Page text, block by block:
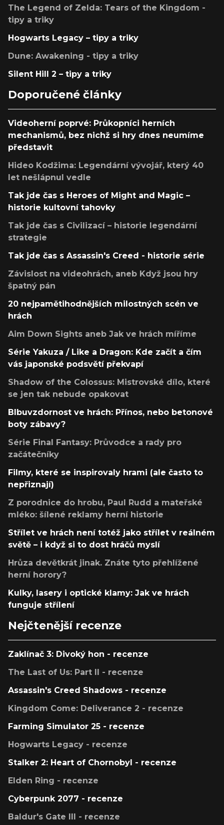
The Legend of Zelda: Tears of the Kingdom -
tipy a triky
Hogwarts Legacy – tipy a triky
Dune: Awakening - tipy a triky
Silent Hill 2 – tipy a triky
Doporučené články
Videoherní poprvé: Průkopníci herních
mechanismů, bez nichž si hry dnes neumíme
představit
Hideo Kodžima: Legendární vývojář, který 40
let nešlápnul vedle
Tak jde čas s Heroes of Might and Magic –
historie kultovní tahovky
Tak jde čas s Civilizací – historie legendární
strategie
Tak jde čas s Assassin's Creed - historie série
Závislost na videohrách, aneb Když jsou hry
špatný pán
20 nejpamětihodnějších milostných scén ve
hrách
Aim Down Sights aneb Jak ve hrách míříme
Série Yakuza / Like a Dragon: Kde začít a čím
vás japonské podsvětí překvapí
Shadow of the Colossus: Mistrovské dílo, které
se jen tak nebude opakovat
Blbuvzdornost ve hrách: Přínos, nebo betonové
boty zábavy?
Série Final Fantasy: Průvodce a rady pro
začátečníky
Filmy, které se inspirovaly hrami (ale často to
nepřiznají)
Z porodnice do hrobu, Paul Rudd a mateřské
mléko: šílené reklamy herní historie
Střílet ve hrách není totéž jako střílet v reálném
světě – i když si to dost hráčů myslí
Hrůza devětkrát jinak. Znáte tyto přehlížené
herní horory?
Kulky, lasery i optické klamy: Jak ve hrách
funguje střílení
Nejčtenější recenze
Zaklínač 3: Divoký hon - recenze
The Last of Us: Part II - recenze
Assassin's Creed Shadows - recenze
Kingdom Come: Deliverance 2 - recenze
Farming Simulator 25 - recenze
Hogwarts Legacy - recenze
Stalker 2: Heart of Chornobyl - recenze
Elden Ring - recenze
Cyberpunk 2077 - recenze
Baldur's Gate III - recenze